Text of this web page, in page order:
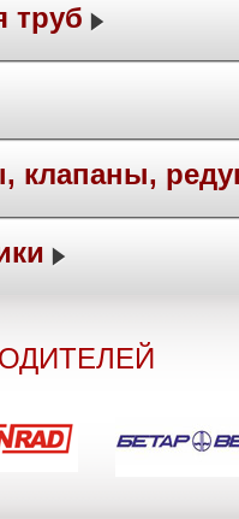
труб
клапаны,